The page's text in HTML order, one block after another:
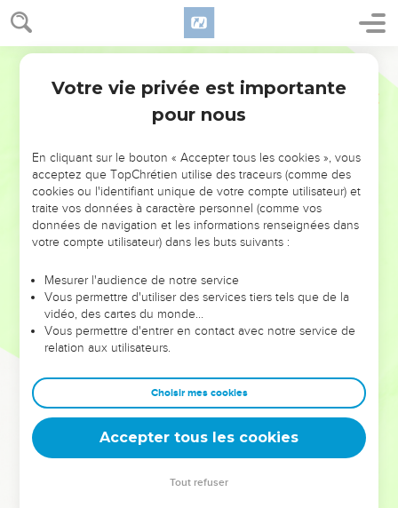
NE MANQUEZ PAS L’ÉVÉNEMENT
DE L’ANNÉE !
ET SI LEURS ERREURS POUVAIENT VOUS ÉVITER LES
VOTRES ?
leur foi ou leur vision. Mais on voit moins les doutes, les erreurs
et les saisons difficiles qu'ils ont traversés, alors même que ce
sont elles qui les ont façonnés.
Dans cette conférence, leaders, entrepreneurs, et responsables
clés pour avancer avec plus de sagesse afin que leurs erreurs
deviennent vos tremplins. Que vous guidiez un ministère, une
équipe, un groupe ou une famille, leur expérience est faite
Votre vie privée est importante
pour nous
En cliquant sur le bouton « Accepter tous les cookies », vous
acceptez que TopChrétien utilise des traceurs (comme des
cookies ou l'identifiant unique de votre compte utilisateur) et
traite vos données à caractère personnel (comme vos
données de navigation et les informations renseignées dans
votre compte utilisateur) dans les buts suivants :
Mesurer l'audience de notre service
Vous permettre d'utiliser des services tiers tels que de la
vidéo, des cartes du monde…
Vous permettre d'entrer en contact avec notre service de
relation aux utilisateurs.
Choisir mes cookies
Accepter tous les cookies
Tout refuser